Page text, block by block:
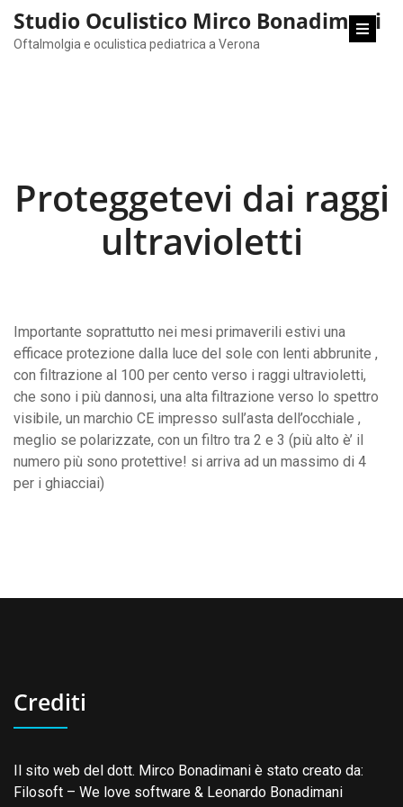
Studio Oculistico Mirco Bonadimani
Oftalmolgia e oculistica pediatrica a Verona
Proteggetevi dai raggi
ultravioletti
Importante soprattutto nei mesi primaverili estivi una
efficace protezione dalla luce del sole con lenti abbrunite ,
con filtrazione al 100 per cento verso i raggi ultravioletti,
che sono i più dannosi, una alta filtrazione verso lo spettro
visibile, un marchio CE impresso sull’asta dell’occhiale ,
meglio se polarizzate, con un filtro tra 2 e 3 (più alto è’ il
numero più sono protettive! si arriva ad un massimo di 4
per i ghiacciai)
Crediti
Il sito web del dott. Mirco Bonadimani è stato creato da:
Filosoft – We love software & Leonardo Bonadimani